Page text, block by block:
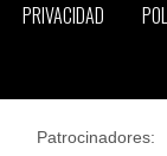
PRIVACIDAD
Patrocinadores: